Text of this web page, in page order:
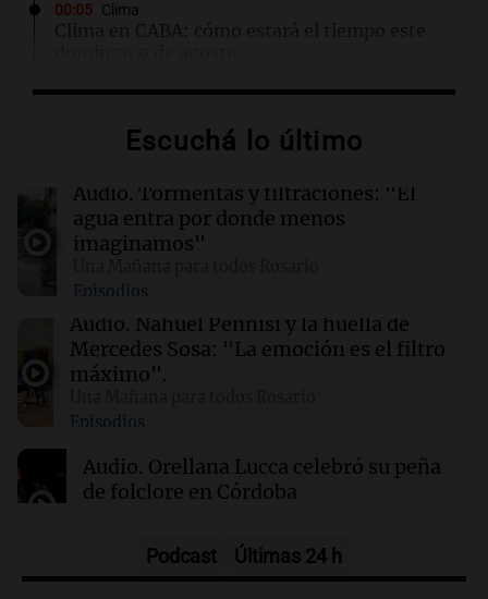
00:05 Clima
Clima en CABA: cómo estará el tiempo este
Clima en Córdoba: cómo estará el tiempo este
23:56 Sociedad
Salteño demanda a AstraZeneca y al Estado
Covid-19
23:51 La muerte de Jorge Messi
El conmovedor gesto de Rodrigo De Paul para
Escuchá lo último
Audio. Tormentas y filtraciones: "El
agua entra por donde menos
imaginamos"
Episodios
Audio. Nahuel Pennisi y la huella de
Mercedes Sosa: "La emoción es el filtro
máximo".
Episodios
Audio. Orellana Lucca celebró su peña
de folclore en Córdoba
Audio.Trágico accidente en Mendoza:
Podcast Últimas 24 h